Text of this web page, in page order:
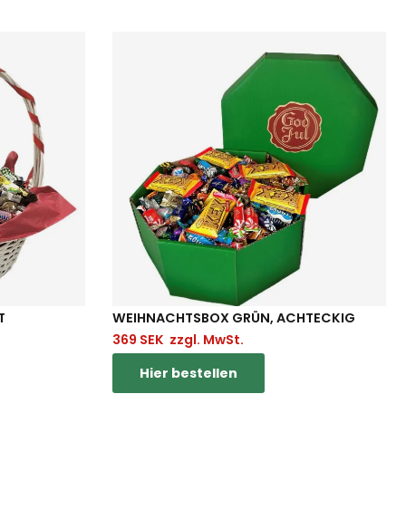
WEIHNACHTSBOX GRÜN, ACHTECKIG
369 SEK zzgl. MwSt.
Hier bestellen